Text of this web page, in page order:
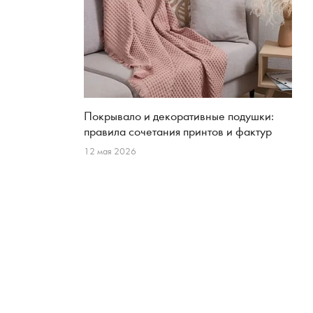
Покрывало и декоративные подушки:
правила сочетания принтов и фактур
12 мая 2026